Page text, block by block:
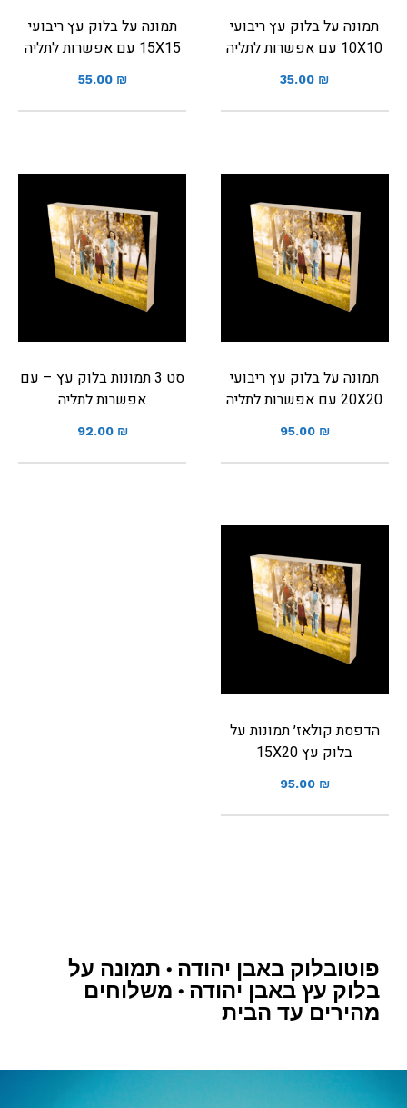
תמונה על בלוק עץ ריבועי
10X10 עם אפשרות לתליה
35.00 ₪
תמונה על בלוק עץ ריבועי
15X15 עם אפשרות לתליה
55.00 ₪
תמונה על בלוק עץ ריבועי
20X20 עם אפשרות לתליה
95.00 ₪
סט 3 תמונות בלוק עץ – עם
אפשרות לתליה
92.00 ₪
הדפסת קולאז׳ תמונות על
בלוק עץ 15X20
95.00 ₪
פוטובלוק באבן יהודה • תמונה על
בלוק עץ באבן יהודה • משלוחים
מהירים עד הבית